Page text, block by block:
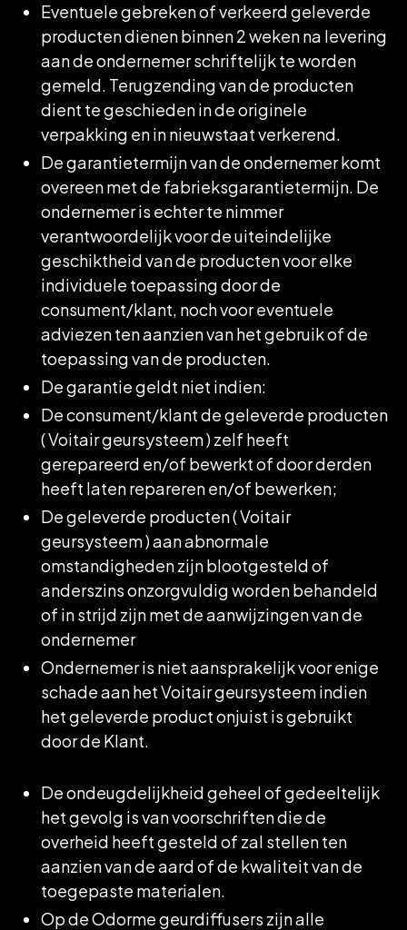
Eventuele gebreken of verkeerd geleverde
producten dienen binnen 2 weken na levering
aan de ondernemer schriftelijk te worden
gemeld. Terugzending van de producten
dient te geschieden in de originele
verpakking en in nieuwstaat verkerend.
De garantietermijn van de ondernemer komt
overeen met de fabrieksgarantietermijn. De
ondernemer is echter te nimmer
verantwoordelijk voor de uiteindelijke
geschiktheid van de producten voor elke
individuele toepassing door de
consument/klant, noch voor eventuele
adviezen ten aanzien van het gebruik of de
toepassing van de producten.
De garantie geldt niet indien:
De consument/klant de geleverde producten
( Voitair geursysteem ) zelf heeft
gerepareerd en/of bewerkt of door derden
heeft laten repareren en/of bewerken;
De geleverde producten ( Voitair
geursysteem ) aan abnormale
omstandigheden zijn blootgesteld of
anderszins onzorgvuldig worden behandeld
of in strijd zijn met de aanwijzingen van de
ondernemer
Ondernemer is niet aansprakelijk voor enige
schade aan het Voitair geursysteem indien
het geleverde product onjuist is gebruikt
door de Klant.
De ondeugdelijkheid geheel of gedeeltelijk
het gevolg is van voorschriften die de
overheid heeft gesteld of zal stellen ten
aanzien van de aard of de kwaliteit van de
toegepaste materialen.
Op de Odorme geurdiffusers zijn alle